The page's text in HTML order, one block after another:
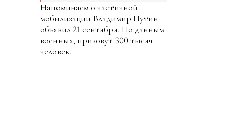
Напоминаем о частичной
мобилизации Владимир Путин
объявил 21 сентября. По данным
военных, призовут 300 тысяч
человек.